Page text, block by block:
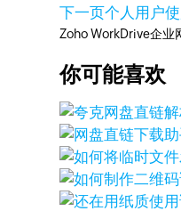
下一页个人用户
Zoho WorkDrive企业
你可能喜欢